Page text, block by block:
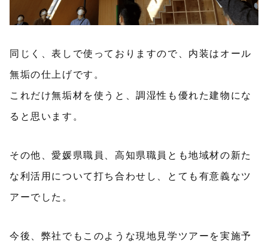
同じく、表しで使っておりますので、内装はオール
無垢の仕上げです。
これだけ無垢材を使うと、調湿性も優れた建物にな
ると思います。
その他、愛媛県職員、高知県職員とも地域材の新た
な利活用について打ち合わせし、とても有意義なツ
アーでした。
今後、弊社でもこのような現地見学ツアーを実施予